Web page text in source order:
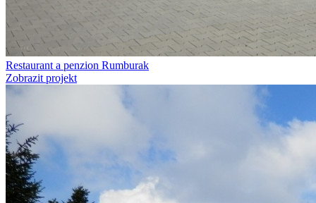
Restaurant a penzion Rumburak
Zobrazit projekt